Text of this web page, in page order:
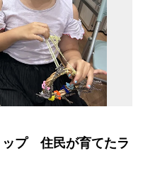
ップ 住民が育てたラ